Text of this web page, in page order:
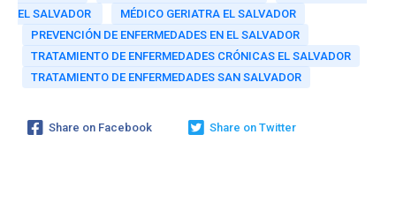
EL SALVADOR
MÉDICO GERIATRA EL SALVADOR
PREVENCIÓN DE ENFERMEDADES EN EL SALVADOR
TRATAMIENTO DE ENFERMEDADES CRÓNICAS EL SALVADOR
TRATAMIENTO DE ENFERMEDADES SAN SALVADOR
Share on Facebook Share on Twitter